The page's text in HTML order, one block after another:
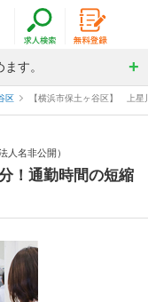
す。
区 【横浜市保土ヶ谷区】 上星
人名非公開）
！通勤時間の短縮